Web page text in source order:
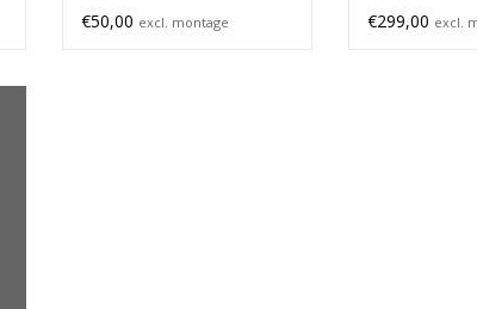
€50,00 excl. montage
€299,00 excl.